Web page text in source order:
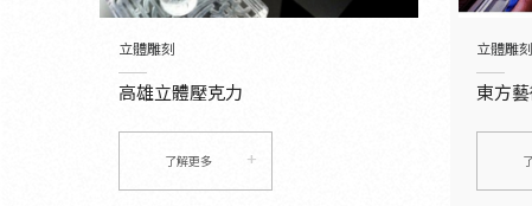
立體雕刻
高雄立體壓克力
了解更多
立體雕刻
東方